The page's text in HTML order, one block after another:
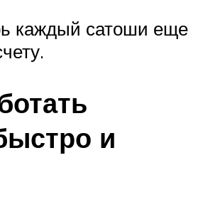
каждый сатоши еще
и